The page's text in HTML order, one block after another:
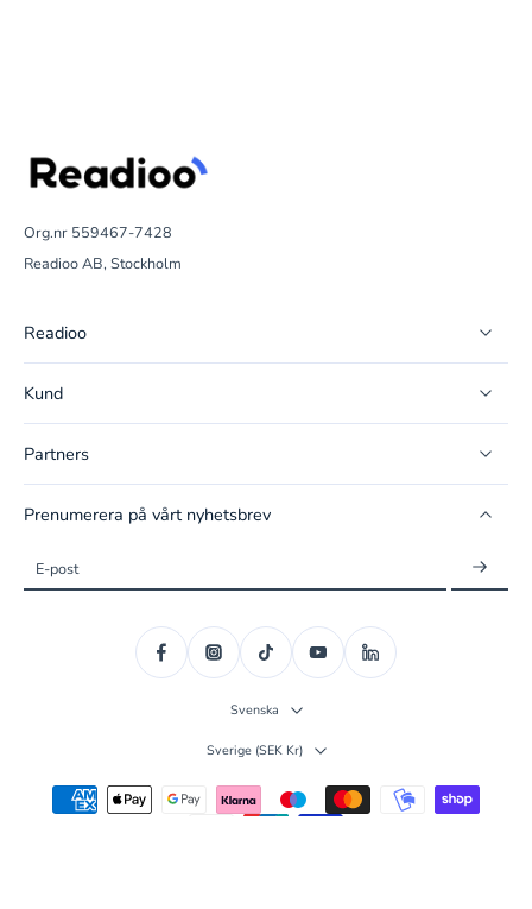
Org.nr 559467-7428
Readioo AB, Stockholm
Readioo
Kund
Partners
Prenumerera på vårt nyhetsbrev
E-post
Svenska
Sverige ‎(SEK Kr)‎